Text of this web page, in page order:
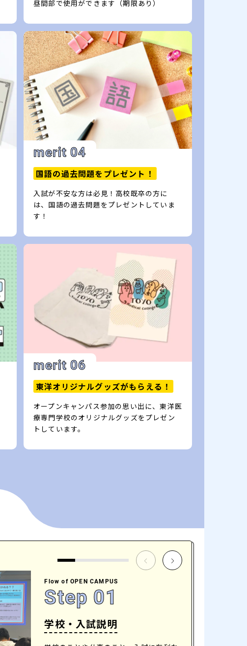
昼間部で使用ができます（期限あり）
merit 04
国語の過去問題をプレゼント！
入試が不安な方は必見！高校既卒の方に
は、国語の過去問題をプレゼントしていま
す！
merit 06
東洋オリジナルグッズがもらえる！
オープンキャンパス参加の思い出に、東洋医
療専門学校のオリジナルグッズをプレゼン
トしています。
Flow of OPEN CAMPUS
Step 01
学校・入試説明